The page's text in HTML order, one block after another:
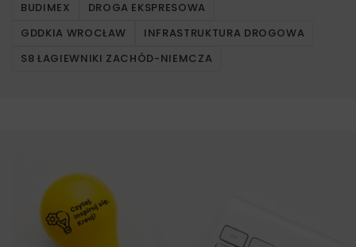
BUDIMEX
DROGA EKSPRESOWA
GDDKIA WROCŁAW
INFRASTRUKTURA DROGOWA
S8 ŁAGIEWNIKI ZACHÓD-NIEMCZA